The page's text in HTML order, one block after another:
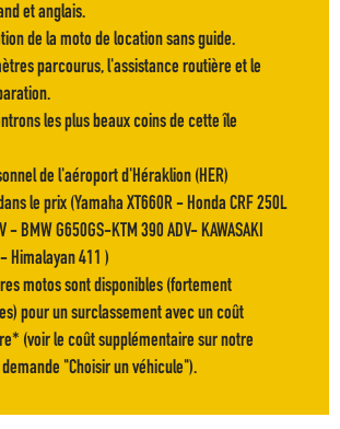
et anglais.
de la moto de location sans guide.
parcourus, l'assistance routière et le
les plus beaux coins de cette île
de l'aéroport d'Héraklion (HER)
le prix (Yamaha XT660R - Honda CRF 250L
- BMW G650GS-KTM 390 ADV- KAWASAKI
- Himalayan 411 )
motos sont disponibles (fortement
pour un surclassement avec un coût
(voir le coût supplémentaire sur notre
''Choisir un véhicule'').